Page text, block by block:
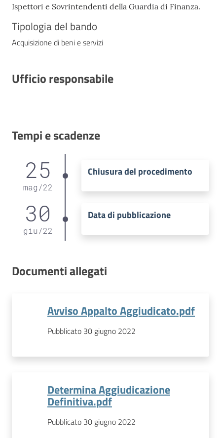
Ispettori e Sovrintendenti della Guardia di Finanza.
Tipologia del bando
Acquisizione di beni e servizi
Ufficio responsabile
Tempi e scadenze
25
mag /22
Chiusura del procedimento
30
giu /22
Data di pubblicazione
Documenti allegati
Avviso Appalto Aggiudicato.pdf
Pubblicato 30 giugno 2022
Determina Aggiudicazione
Definitiva.pdf
Pubblicato 30 giugno 2022